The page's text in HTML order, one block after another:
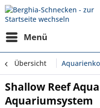
Menü
Übersicht
Shallow Reef
Aquariumsystem